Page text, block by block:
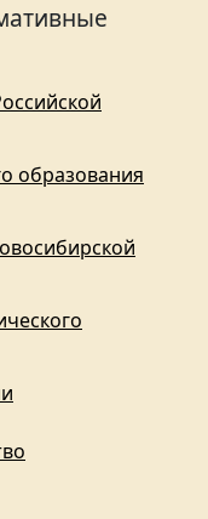
образования